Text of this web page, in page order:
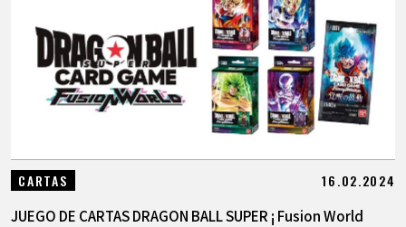
CARTAS 16.02.2024
JUEGO DE CARTAS DRAGON BALL SUPER ¡ Fusion World